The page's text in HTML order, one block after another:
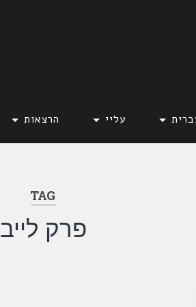
עליי הרצאות
TAG
פרק לייב